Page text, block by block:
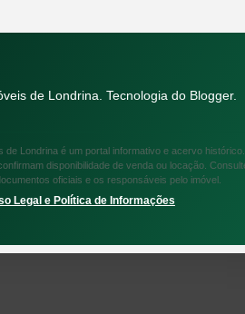
de Londrina. Tecnologia do Blogger.
de Londrina é um portal informativo e acervo histórico.
disponibilidade de venda ou locação.
oficiais e os responsáveis pelo imóvel.
Legal e Política de Informações